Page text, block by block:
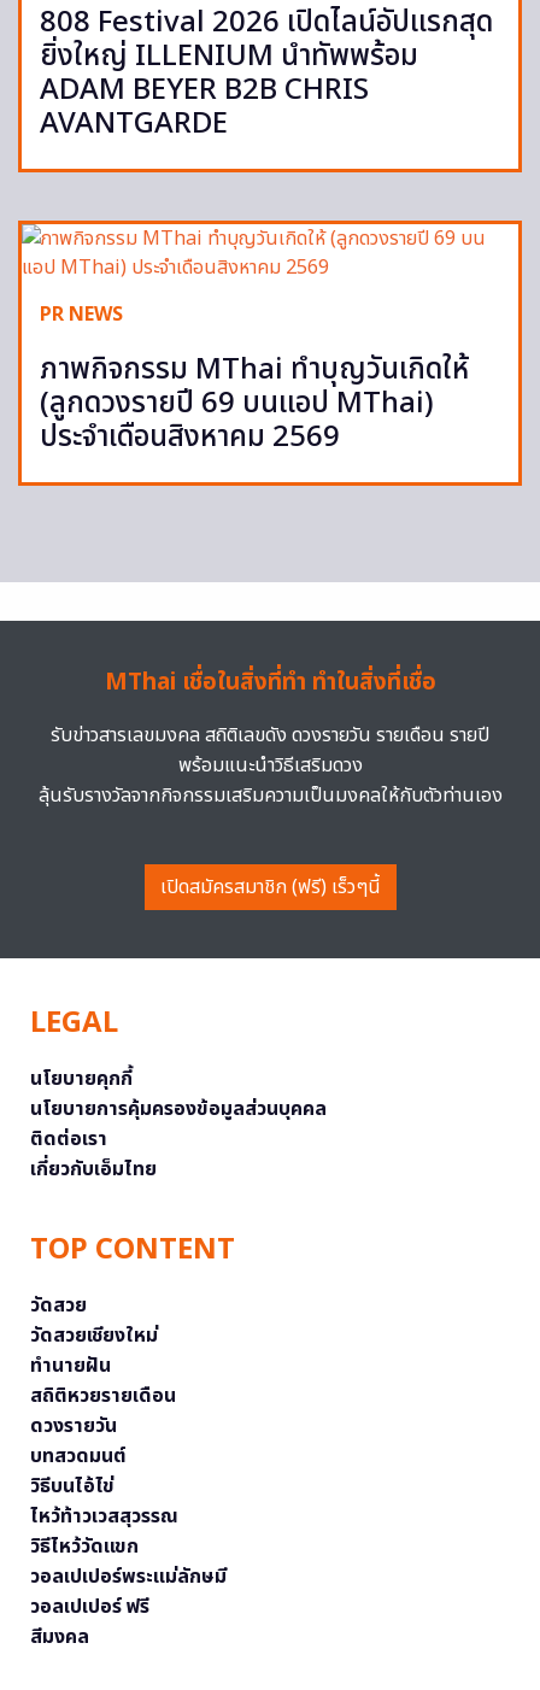
808 Festival 2026 เปิดไลน์อัปแรกสุด
ยิ่งใหญ่ ILLENIUM นำทัพพร้อม
ADAM BEYER B2B CHRIS
AVANTGARDE
PR NEWS
ภาพกิจกรรม MThai ทำบุญวันเกิดให้
(ลูกดวงรายปี 69 บนแอป MThai)
ประจำเดือนสิงหาคม 2569
MThai เชื่อในสิ่งที่ทำ ทำในสิ่งที่เชื่อ
รับข่าวสารเลขมงคล สถิติเลขดัง ดวงรายวัน รายเดือน รายปี
พร้อมแนะนำวิธีเสริมดวง
ลุ้นรับรางวัลจากกิจกรรมเสริมความเป็นมงคลให้กับตัวท่านเอง
เปิดสมัครสมาชิก (ฟรี) เร็วๆนี้
LEGAL
นโยบายคุกกี้
นโยบายการคุ้มครองข้อมูลส่วนบุคคล
ติดต่อเรา
เกี่ยวกับเอ็มไทย
TOP CONTENT
วัดสวย
วัดสวยเชียงใหม่
ทำนายฝัน
สถิติหวยรายเดือน
ดวงรายวัน
บทสวดมนต์
วิธีบนไอ้ไข่
ไหว้ท้าวเวสสุวรรณ
วิธีไหว้วัดแขก
วอลเปเปอร์พระแม่ลักษมี
วอลเปเปอร์ ฟรี
สีมงคล